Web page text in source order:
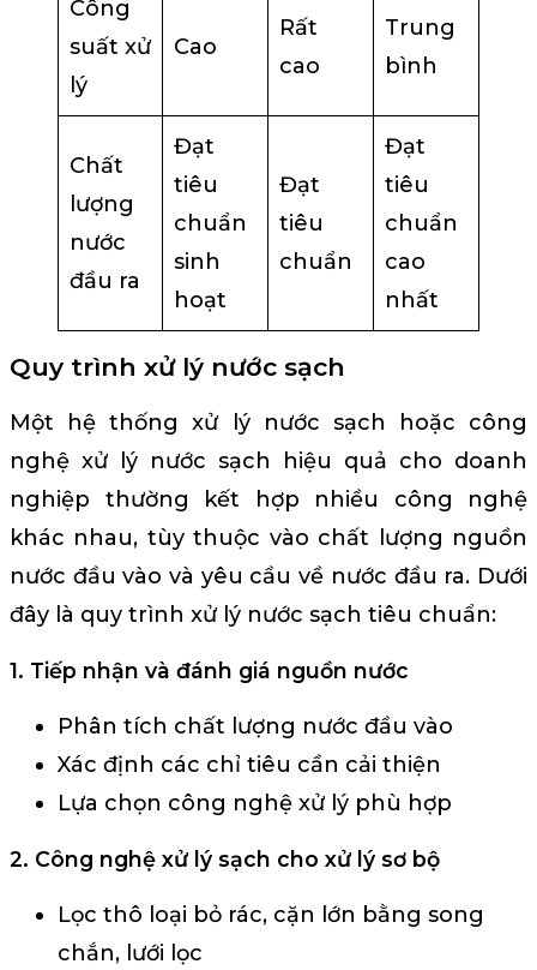
Công
suất xử
lý
Cao
Rất
cao
Trung
bình
Chất
lượng
nước
đầu ra
Đạt
tiêu
chuẩn
sinh
hoạt
Đạt
tiêu
chuẩn
Đạt
tiêu
chuẩn
cao
nhất
Quy trình xử lý nước sạch
Một hệ thống xử lý nước sạch hoặc công
nghệ xử lý nước sạch hiệu quả cho doanh
nghiệp thường kết hợp nhiều công nghệ
khác nhau, tùy thuộc vào chất lượng nguồn
nước đầu vào và yêu cầu về nước đầu ra. Dưới
đây là quy trình xử lý nước sạch tiêu chuẩn:
1. Tiếp nhận và đánh giá nguồn nước
Phân tích chất lượng nước đầu vào
Xác định các chỉ tiêu cần cải thiện
Lựa chọn công nghệ xử lý phù hợp
2. Công nghệ xử lý sạch cho xử lý sơ bộ
Lọc thô loại bỏ rác, cặn lớn bằng song
chắn, lưới lọc